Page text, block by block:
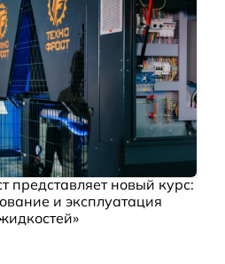
представляет новый курс:
и эксплуатация